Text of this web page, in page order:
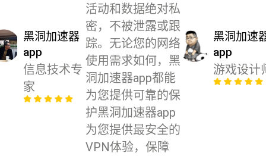
黑洞加速器
app
信息技术专
家
活动和数据绝对私
密，不被泄露或跟
踪。无论您的网络
使用需求如何，黑
洞加速器app都能
为您提供可靠的保
护黑洞加速器app
为您提供最安全的
VPN体验，保障
黑洞加速
app
游戏设计